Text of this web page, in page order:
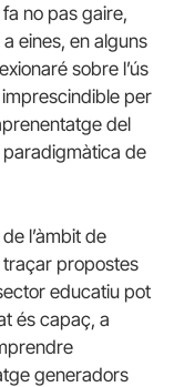
no pas gaire,
eines, en alguns
sobre l’ús
per
del
paradigmàtica de
l’àmbit de
traçar propostes
educatiu pot
és capaç, a
generadors